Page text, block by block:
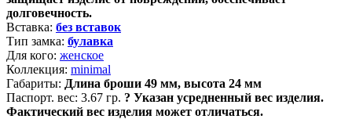
долговечность.
Вставка: без вставок
Тип замка: булавка
Для кого: женское
Коллекция: minimal
Габариты: Длина броши 49 мм, высота 24 мм
Паспорт. вес: 3.67 гр. ? Указан усредненный вес изделия.
Фактический вес изделия может отличаться.